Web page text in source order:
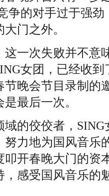
争的对手过于强
门之外。
一次失败并不意
女团，已经收
节晚会节目录制的
最后一次。
佼佼者，SING
力地为国风音乐
叩开春晚大门的资
感受国风音乐的